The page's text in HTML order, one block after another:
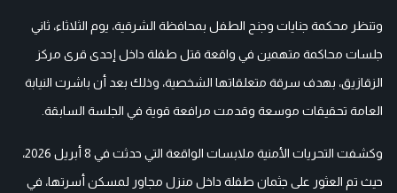
وتنظر محكمة جنايات وجنح الطفل بمحافظة الشرقية، يوم الثلاثاء، ثاني
جلسات محاكمة متهمين في واقعة قتل طفلة داخل إحدى قرى مركز
الزقازيق، بهدف سرقة متعلقاتها الشخصية، وذلك بعد أن باشرت النيابة
العامة تحقيقات موسعة وقدمت مرافعة قوية في الجلسة السابقة.
وكشفت التحريات الأمنية ملابسات الواقعة التي حدثت في 8 أبريل 2026،
حيث تم العثور على جثمان طفلة داخل منزل مجاور لمسكن أسرتها، في